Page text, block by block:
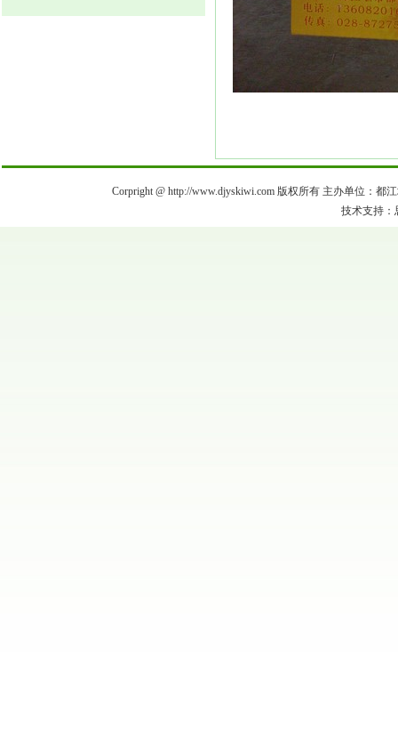
Corpright @ http://www.djyskiwi.com 版权所有 主办单位：都
技术支持：